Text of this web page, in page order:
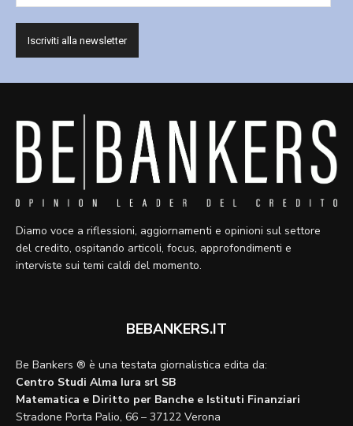
Diamo voce a riflessioni, aggiornamenti e opinioni sul settore
del credito, ospitando articoli, focus, approfondimenti e
interviste sui temi caldi del momento.
BEBANKERS.IT
Be Bankers ® è una testata giornalistica edita da:
Centro Studi Alma Iura srl SB
Matematica e Diritto per Banche e Istituti Finanziari
Stradone Porta Palio, 66 – 37122 Verona